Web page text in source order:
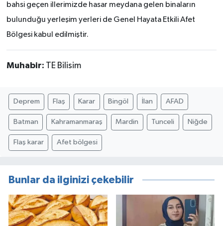
bahsi geçen illerimizde hasar meydana gelen binaların
bulunduğu yerleşim yerleri de Genel Hayata Etkili Afet
Bölgesi kabul edilmiştir.
Muhabir: TE Bilisim
Deprem Flaş Karar Bingöl İlan AFAD
Batman Kahramanmaraş Mardin Tunceli Niğde
Flaş karar Afet bölgesi
Bunlar da ilginizi çekebilir